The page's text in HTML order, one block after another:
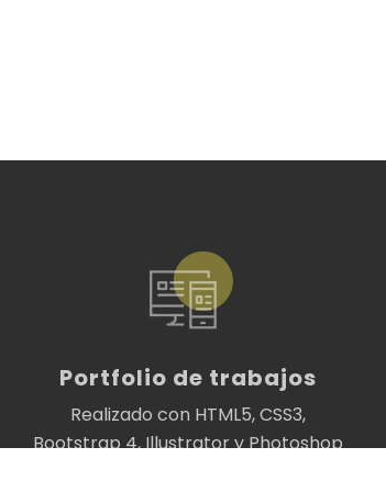
Portfolio de trabajos
Realizado con HTML5, CSS3,
Bootstrap 4, Illustrator y Photoshop